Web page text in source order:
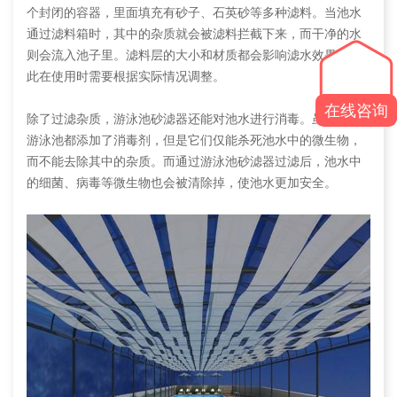
个封闭的容器，里面填充有砂子、石英砂等多种滤料。当池水
通过滤料箱时，其中的杂质就会被滤料拦截下来，而干净的水
则会流入池子里。滤料层的大小和材质都会影响滤水效果，因
此在使用时需要根据实际情况调整。
除了过滤杂质，游泳池砂滤器还能对池水进行消毒。虽然很多
游泳池都添加了消毒剂，但是它们仅能杀死池水中的微生物，
而不能去除其中的杂质。而通过游泳池砂滤器过滤后，池水中
的细菌、病毒等微生物也会被清除掉，使池水更加安全。
在线咨询